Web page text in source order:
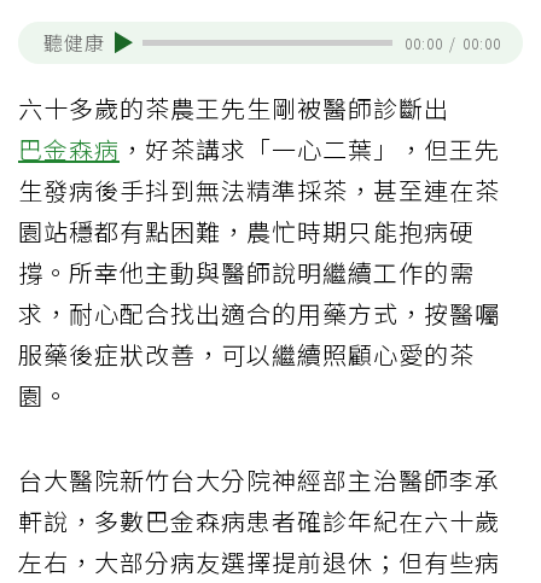
聽健康 00:00 / 00:00
六十多歲的茶農王先生剛被醫師診斷出
巴金森病 ，好茶講求「一心二葉」，但王先
生發病後手抖到無法精準採茶，甚至連在茶
園站穩都有點困難，農忙時期只能抱病硬
撐。所幸他主動與醫師說明繼續工作的需
求，耐心配合找出適合的用藥方式，按醫囑
服藥後症狀改善，可以繼續照顧心愛的茶
園。
台大醫院新竹台大分院神經部主治醫師李承
軒說，多數巴金森病患者確診年紀在六十歲
左右，大部分病友選擇提前退休；但有些病